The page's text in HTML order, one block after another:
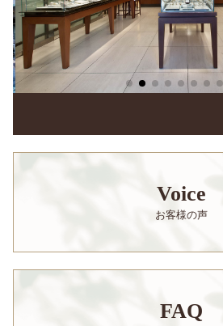
Voice
お客様の声
FAQ